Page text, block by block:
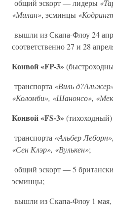
общий эскорт — лидеры
«Милан», эсминцы
вышли из Скапа-Флоу 24
соответственно 27 и 28
Конвой «FP-3»
транспорта «Виль
«Коломби», «Шанонсо»,
Конвой «FS-3»(тихоходный)
транспорта «Альбер
«Сен Клэр», «Вулькен»;
общий эскорт — 5
эсминцы;
вышли из Скапа-Флоу 1